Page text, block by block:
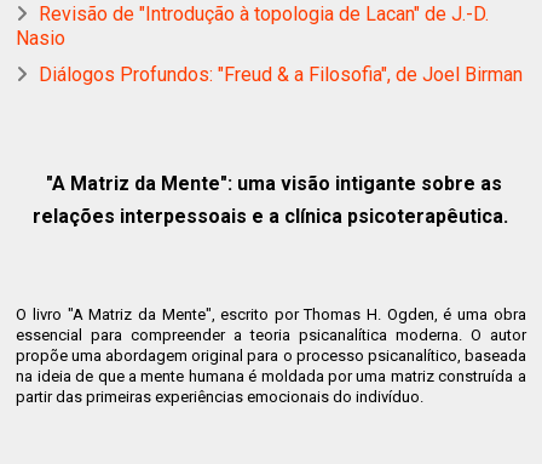
Revisão de "Introdução à topologia de Lacan" de J.-D.
Nasio
Diálogos Profundos: "Freud & a Filosofia", de Joel Birman
"A Matriz da Mente": uma visão intigante sobre as
relações interpessoais e a clínica psicoterapêutica.
O livro "A Matriz da Mente", escrito por Thomas H. Ogden, é uma obra
essencial para compreender a teoria psicanalítica moderna. O autor
propõe uma abordagem original para o processo psicanalítico, baseada
na ideia de que a mente humana é moldada por uma matriz construída a
partir das primeiras experiências emocionais do indivíduo.